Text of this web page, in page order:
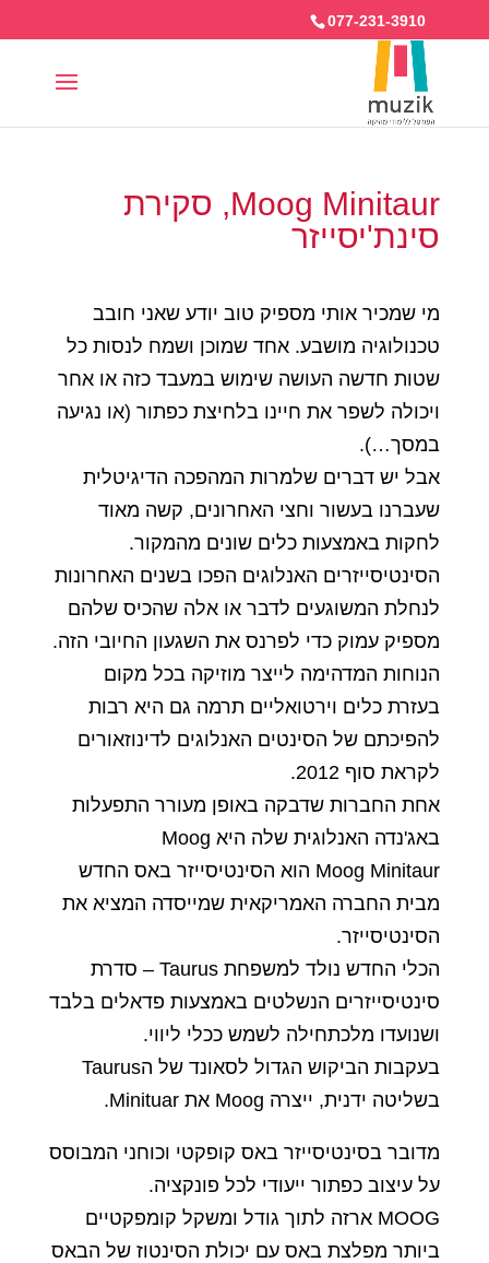
077-231-3910
Moog Minitaur, סקירת
סינת'יסייזר
מי שמכיר אותי מספיק טוב יודע שאני חובב
טכנולוגיה מושבע. אחד שמוכן ושמח לנסות כל
שטות חדשה העושה שימוש במעבד כזה או אחר
ויכולה לשפר את חיינו בלחיצת כפתור (או נגיעה
במסך…).
אבל יש דברים שלמרות המהפכה הדיגיטלית
שעברנו בעשור וחצי האחרונים, קשה מאוד
לחקות באמצעות כלים שונים מהמקור.
הסינטיסייזרים האנלוגים הפכו בשנים האחרונות
לנחלת המשוגעים לדבר או אלה שהכיס שלהם
מספיק עמוק כדי לפרנס את השגעון החיובי הזה.
הנוחות המדהימה לייצר מוזיקה בכל מקום
בעזרת כלים וירטואליים תרמה גם היא רבות
להפיכתם של הסינטים האנלוגים לדינוזאורים
לקראת סוף 2012.
אחת החברות שדבקה באופן מעורר התפעלות
באג'נדה האנלוגית שלה היא Moog
Moog Minitaur הוא הסינטיסייזר באס החדש
מבית החברה האמריקאית שמייסדה המציא את
הסינטיסייזר.
הכלי החדש נולד למשפחת Taurus – סדרת
סינטיסייזרים הנשלטים באמצעות פדאלים בלבד
ושנועדו מלכתחילה לשמש ככלי ליווי.
בעקבות הביקוש הגדול לסאונד של הTaurus
בשליטה ידנית, ייצרה Moog את Minituar.
מדובר בסינטיסייזר באס קופקטי וכוחני המבוסס
על עיצוב כפתור ייעודי לכל פונקציה.
MOOG ארזה לתוך גודל ומשקל קומפקטיים
ביותר מפלצת באס עם יכולת הסינטוז של הבאס